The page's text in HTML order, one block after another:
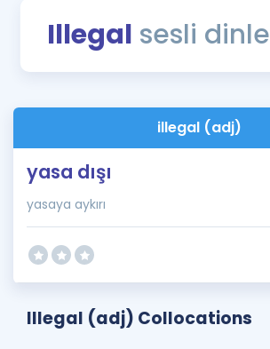
Rehberlik Aracı
Blog
İngilizce Gramer
Illegal sesli dinle
illegal (adj)
yasa dışı
yasaya aykırı
Illegal (adj) Collocations